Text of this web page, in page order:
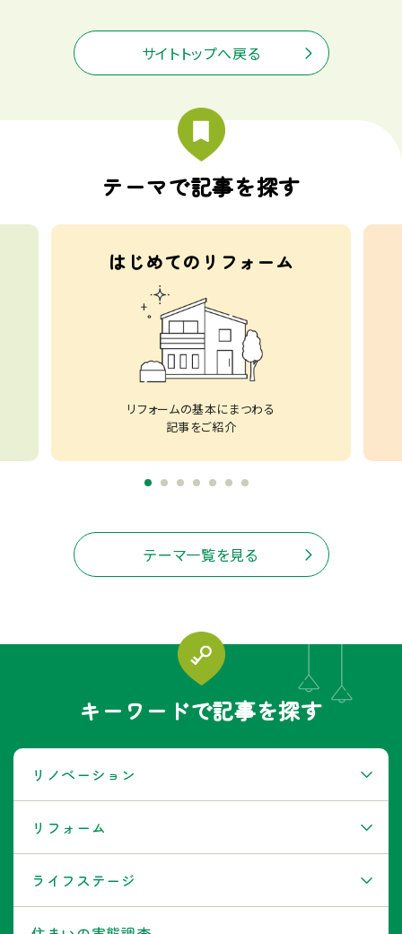
サイトトップへ戻る
テーマで記事を探す
はじめてのリフォーム
リフォームの基本にまつわる
記事をご紹介
テーマ一覧を見る
キーワードで記事を探す
リノベーション
リフォーム
ライフステージ